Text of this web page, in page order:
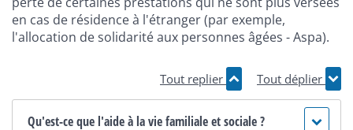
en cas de résidence à l'étranger (par exemple,
l'allocation de solidarité aux personnes âgées - Aspa).
Tout replier Tout déplier
Qu'est-ce que l'aide à la vie familiale et sociale ?